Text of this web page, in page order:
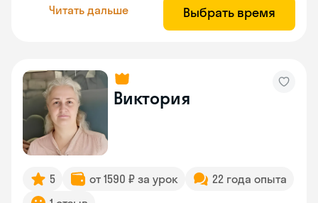
Читать дальше Выбрать время
Виктория
5 от 1590 ₽ за урок
22 года опыта